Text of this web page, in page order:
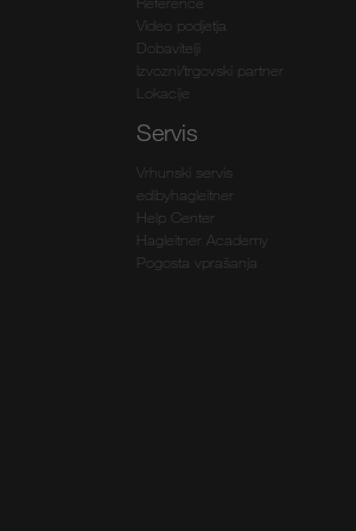
Video podjetja
Dobavitelji
Izvozni/trgovski partner
Lokacije
Servis
Vrhunski servis
edibyhagleitner
Help Center
Hagleitner Academy
Pogosta vprašanja